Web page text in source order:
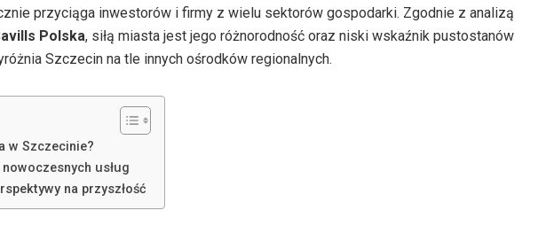
przyciąga inwestorów i firmy z wielu sektorów gospodarki. Zgodnie z analizą
Polska, siłą miasta jest jego różnorodność oraz niski wskaźnik pustostanów
Szczecin na tle innych ośrodków regionalnych.
w Szczecinie?
usług
na przyszłość